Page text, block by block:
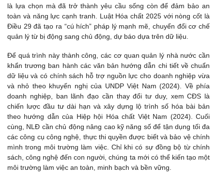
là lựa chọn mà đã trở thành yêu cầu sống còn để đảm bảo an
toàn và năng lực cạnh tranh. Luật Hóa chất 2025 với nòng cốt là
Điều 29 đã tạo ra “cú hích” pháp lý mạnh mẽ, chuyển đổi cơ chế
quản lý từ bị động sang chủ động, dự báo dựa trên dữ liệu.
Để quá trình này thành công, các cơ quan quản lý nhà nước cần
khẩn trương ban hành các văn bản hướng dẫn chi tiết về chuẩn
dữ liệu và có chính sách hỗ trợ nguồn lực cho doanh nghiệp vừa
và nhỏ theo khuyến nghị của UNDP Việt Nam (2024). Về phía
doanh nghiệp, ban lãnh đạo cần thay đổi tư duy, xem CĐS là
chiến lược đầu tư dài hạn và xây dựng lộ trình số hóa bài bản
theo hướng dẫn của Hiệp hội Hóa chất Việt Nam (2024). Cuối
cùng, NLĐ cần chủ động nâng cao kỹ năng số để tận dụng tối đa
các công cụ công nghệ, thực thi quyền được biết và bảo vệ chính
mình trong môi trường làm việc. Chỉ khi có sự đồng bộ từ chính
sách, công nghệ đến con người, chúng ta mới có thể kiến tạo một
môi trường làm việc an toàn, minh bạch và bền vững.